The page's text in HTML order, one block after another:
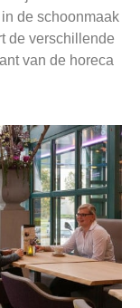
de schoonmaak
de verschillende
van de horeca